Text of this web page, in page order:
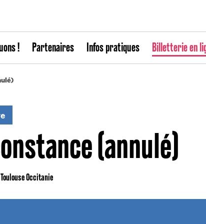
! Partenaires Infos pratiques Billetterie en
(annulé)
Occitanie